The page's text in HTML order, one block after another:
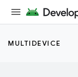
MULTIDEVICE